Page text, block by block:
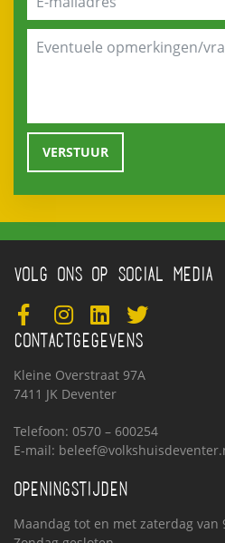
VOLG ONS OP SOCIAL MEDIA
CONTACTGEGEVENS
Kleine Overstraat 97A
7411 JK Deventer
Telefoon: 0570 – 600254
E-mail:
OPENINGSTIJDEN
Maandag tot en met zaterdag van